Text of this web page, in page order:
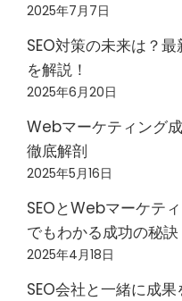
2025年7月7日
SEO対策の未来は？
を解説！
2025年6月20日
Webマーケティング
徹底解剖
2025年5月16日
SEOとWebマーケテ
でもわかる成功の秘訣
2025年4月18日
SEO会社と一緒に成